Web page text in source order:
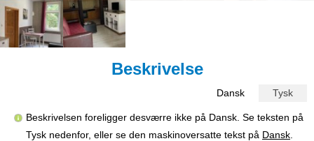
Beskrivelse
Dansk Tysk
Beskrivelsen foreligger desværre ikke på Dansk. Se teksten på
Tysk nedenfor, eller se den maskinoversatte tekst på Dansk